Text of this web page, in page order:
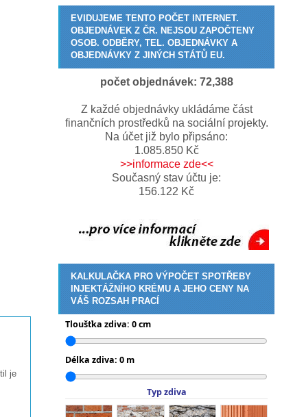
je
EVIDUJEME TENTO POČET INTERNET.
OBJEDNÁVEK Z ČR. NEJSOU ZAPOČTENY
OSOB. ODBĚRY, TEL. OBJEDNÁVKY A
OBJEDNÁVKY Z JINÝCH STÁTŮ EU.
počet objednávek: 72,390
Z každé objednávky ukládáme část
finančních prostředků na sociální projekty.
Na účet již bylo připsáno:
1.085.850 Kč
>>informace zde<<
Současný stav účtu je:
156.122 Kč
KALKULAČKA PRO VÝPOČET SPOTŘEBY
INJEKTÁŽNÍHO KRÉMU A JEHO CENY NA
VÁŠ ROZSAH PRACÍ
Tloušťka zdiva: 0cm
Délka zdiva: 0 m
Typ zdiva